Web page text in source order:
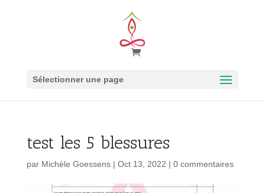
Sélectionner une page
test les 5 blessures
par Michèle Goessens| Oct 13, 2022 | 0 commentaires